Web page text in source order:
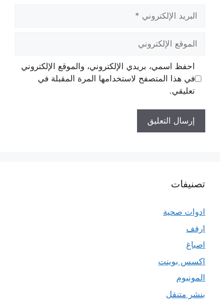
الإلكتروني
الإلكتروني
احفظ اسمي، بريدي الإلكتروني، والموقع الإلكتروني
في هذا المتصفح لاستخدامها المرة المقبلة في
تعليقي.
تصنيفات
ادوات صحية
ارفف
اصباغ
اكسس بوينت
المونيوم
بنشر متنقل